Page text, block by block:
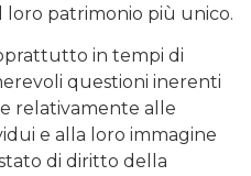
loro patrimonio più unico.
in tempi di
questioni inerenti
relativamente alle
e alla loro immagine
di diritto della